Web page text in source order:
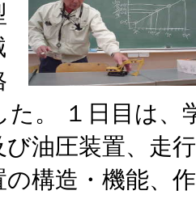
。 １日目は、
油圧装置、走
構造・機能、